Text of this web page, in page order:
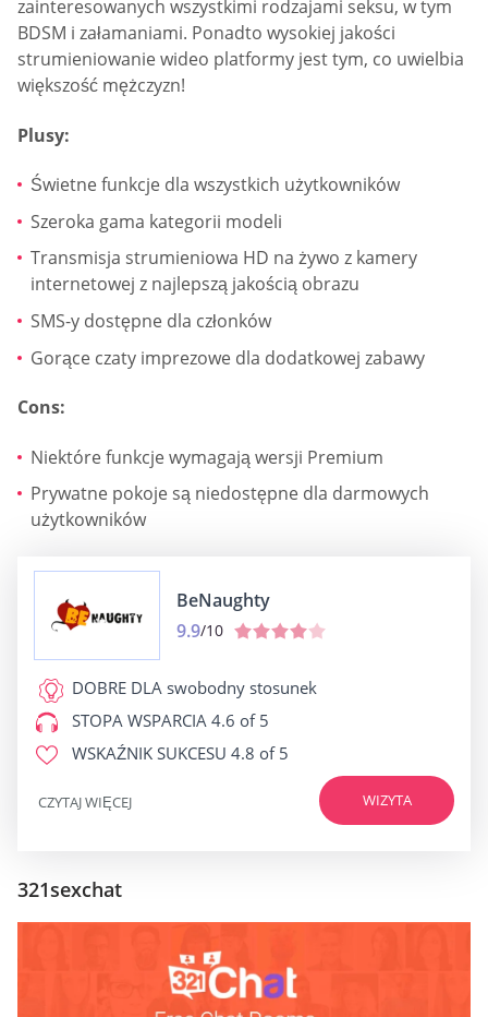
zainteresowanych wszystkimi rodzajami seksu, w tym
BDSM i załamaniami. Ponadto wysokiej jakości
strumieniowanie wideo platformy jest tym, co uwielbia
większość mężczyzn!
Plusy:
Świetne funkcje dla wszystkich użytkowników
Szeroka gama kategorii modeli
Transmisja strumieniowa HD na żywo z kamery
internetowej z najlepszą jakością obrazu
SMS-y dostępne dla członków
Gorące czaty imprezowe dla dodatkowej zabawy
Cons:
Niektóre funkcje wymagają wersji Premium
Prywatne pokoje są niedostępne dla darmowych
użytkowników
BeNaughty
9.9/10
DOBRE DLA swobodny stosunek
STOPA WSPARCIA 4.6 of 5
WSKAŹNIK SUKCESU 4.8 of 5
WIZYTA
CZYTAJ WIĘCEJ
321sexchat